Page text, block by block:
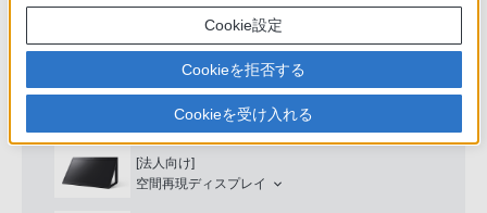
業務用ディスプレイ・テレビ
[法人向け]ブラビア
[法人向け]
空間再現ディスプレイ
Cookie設定
Cookieを拒否する
Cookieを受け入れる